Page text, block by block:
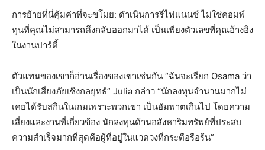
การย้ายที่นี่คุ้มค่าที่จะขโมย: ดำเนินการรีไฟแนนซ์ ไม่ใช่คอมพ์
ทุนที่คุณไม่สามารถดึงกลับออกมาได้ เป็นเพียงตัวเลขที่คุณอ้างอิง
ในงานปาร์ตี้
ตัวแทนของเขาก็อ่านเรื่องของเขาเช่นกัน “ฉันจะเรียก Osama ว่า
เป็นนักเสี่ยงภัยเชิงกลยุทธ์” Julia กล่าว “นักลงทุนจำนวนมากไม่
เคยได้รับสกินในเกมเพราะพวกเขา เป็นอัมพาตเกินไป โดยความ
เสี่ยงและงานที่เกี่ยวข้อง นักลงทุนด้านอสังหาริมทรัพย์ที่ประสบ
ความสำเร็จมากที่สุดคือผู้ที่อยู่ในแวดวงที่กระตือรือร้น”